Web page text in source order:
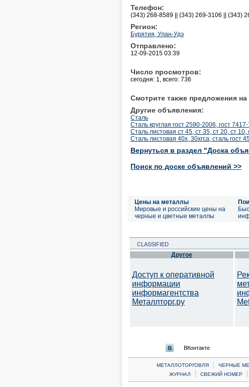
Телефон:
(343) 268-8589 || (343) 269-3106 || (343)
Регион:
Бурятия, Улан-Удэ
Отправлено:
12-09-2015 03:39
Число просмотров:
сегодня: 1, всего: 736
Смотрите также предложения
Другие объявления:
Сталь
Сталь круглая гост 2590-2006, гост
Сталь листовая ст 45, ст 35, ст 20, ст
Сталь листовая 40х, 30хгса, сталь гост
Вернуться в раздел "Доска
Поиск по доске объявлений >>
Цены на металлы
Мировые и российские цены на
черные и цветные металлы
CLASSIFIED
Другое
Доступ к оперативной
информации
информагентства
Металлторг.ру
ВКонтакте
МЕТАЛЛОТОРГОВЛЯ | ЧЕРНЫЕ
ЖУРНАЛ
| СВЕЖИЙ НОМЕР |